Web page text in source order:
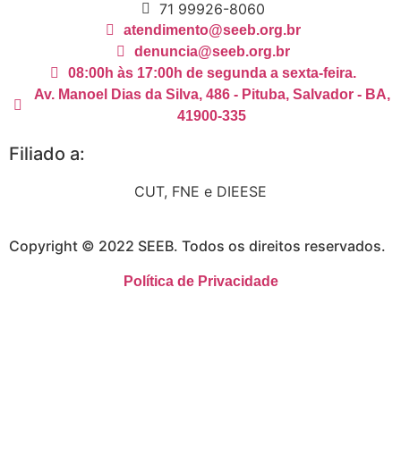
71 99926-8060
atendimento@seeb.org.br
denuncia@seeb.org.br
08:00h às 17:00h de segunda a sexta-feira.
Av. Manoel Dias da Silva, 486 - Pituba, Salvador - BA,
41900-335
Filiado a:
CUT, FNE e DIEESE
Copyright © 2022 SEEB. Todos os direitos reservados.
Política de Privacidade